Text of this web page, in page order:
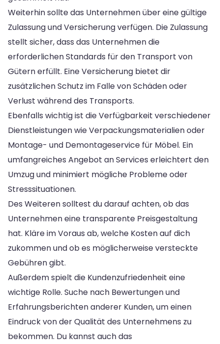
Weiterhin sollte das Unternehmen über eine gültige
Zulassung und Versicherung verfügen. Die Zulassung
stellt sicher, dass das Unternehmen die
erforderlichen Standards für den Transport von
Gütern erfüllt. Eine Versicherung bietet dir
zusätzlichen Schutz im Falle von Schäden oder
Verlust während des Transports.
Ebenfalls wichtig ist die Verfügbarkeit verschiedener
Dienstleistungen wie Verpackungsmaterialien oder
Montage- und Demontageservice für Möbel. Ein
umfangreiches Angebot an Services erleichtert den
Umzug und minimiert mögliche Probleme oder
Stresssituationen.
Des Weiteren solltest du darauf achten, ob das
Unternehmen eine transparente Preisgestaltung
hat. Kläre im Voraus ab, welche Kosten auf dich
zukommen und ob es möglicherweise versteckte
Gebühren gibt.
Außerdem spielt die Kundenzufriedenheit eine
wichtige Rolle. Suche nach Bewertungen und
Erfahrungsberichten anderer Kunden, um einen
Eindruck von der Qualität des Unternehmens zu
bekommen. Du kannst auch das